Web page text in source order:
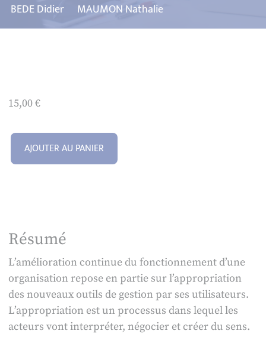
BEDE Didier MAUMON Nathalie
15,00€
AJOUTER AU PANIER
Résumé
L’amélioration continue du fonctionnement d’une
organisation repose en partie sur l’appropriation
des nouveaux outils de gestion par ses utilisateurs.
L’appropriation est un processus dans lequel les
acteurs vont interpréter, négocier et créer du sens.